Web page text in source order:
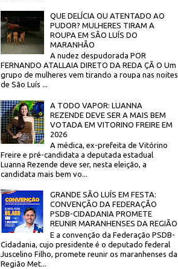
QUE DELÍCIA OU ATENTADO AO
PUDOR? MULHERES TIRAM A
ROUPA EM SÃO LUÍS DO
MARANHÃO
A nudez despudorada POR
FERNANDO ATALLAIA DIRETO DA REDA ÇÃ O Um
grupo de mulheres vem tirando a roupa nas noites
de São Luís ...
A TODO VAPOR: LUANNA
REZENDE DEVE SER A MAIS BEM
VOTADA EM VITORINO FREIRE EM
2026
A médica, ex-prefeita de Vitórino
Freire e pré-candidata a deputada estadual
Luanna Rezende deve ser, nesta eleição, a
candidata mais bem vo...
GRANDE SÃO LUÍS EM FESTA:
CONVENÇÃO DA FEDERAÇÃO
PSDB-CIDADANIA PROMETE
REUNIR MARANHENSES DA REGIÃO
E a convenção da Federação PSDB-
Cidadania, cujo presidente é o deputado federal
Juscelino Filho, promete reunir os maranhenses da
Região Met...